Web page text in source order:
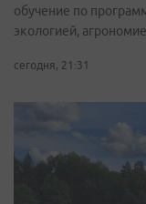
обучение по
экологией,
сегодня, 21:31